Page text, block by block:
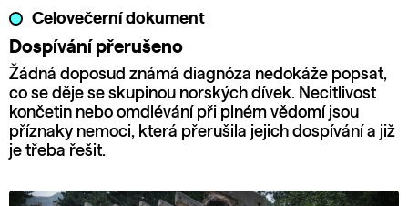
Celovečerní dokument
Dospívání přerušeno
Žádná doposud známá diagnóza nedokáže popsat,
co se děje se skupinou norských dívek. Necitlivost
končetin nebo omdlévání při plném vědomí jsou
příznaky nemoci, která přerušila jejich dospívání a již
je třeba řešit.